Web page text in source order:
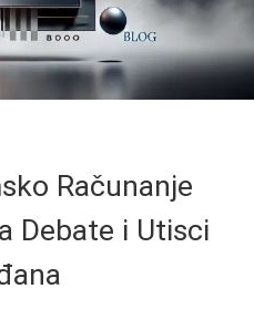
Računanje
Debate i Utisci